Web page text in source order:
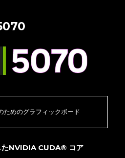
ためのグラフィックボード
たNVIDIA CUDA® コア